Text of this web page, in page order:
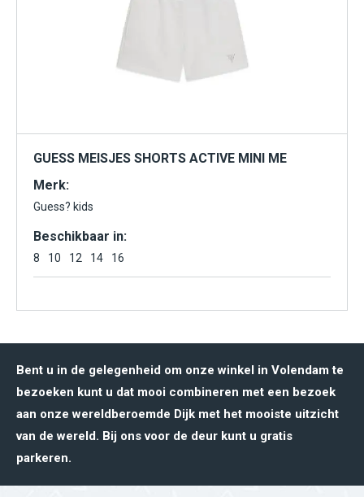
GUESS MEISJES SHORTS ACTIVE MINI ME
Merk:
Guess? kids
Beschikbaar in:
8 10 12 14 16
Bent u in de gelegenheid om onze winkel in Volendam te
bezoeken kunt u dat mooi combineren met een bezoek
aan onze wereldberoemde Dijk met het mooiste uitzicht
van de wereld. Bij ons voor de deur kunt u gratis
parkeren.